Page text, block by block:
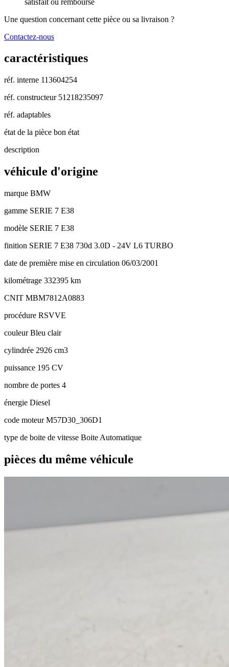
Une question concernant cette pièce ou sa livraison ?
Contactez-nous
caractéristiques
réf. interne 113604254
réf. constructeur 51218235097
réf. adaptables
état de la pièce bon état
description
véhicule d'origine
marque BMW
gamme SERIE 7 E38
modèle SERIE 7 E38
finition SERIE 7 E38 730d 3.0D - 24V L6 TURBO
date de première mise en circulation 06/03/2001
kilométrage 332395 km
CNIT MBM7812A0883
procédure RSVVE
couleurBleu clair
cylindrée 2926 cm3
puissance 195 CV
nombre de portes 4
énergie Diesel
code moteurM57D30_306D1
type de boite de vitesse Boite Automatique
pièces du même véhicule